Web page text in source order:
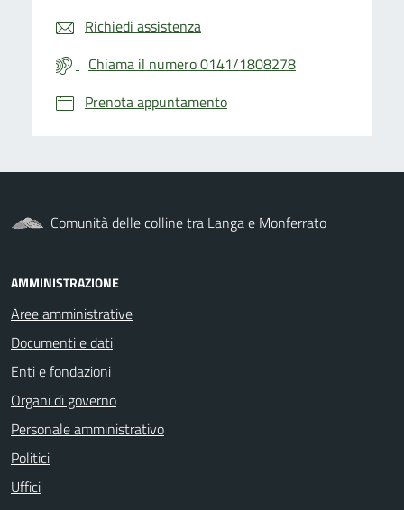
Richiedi assistenza
Chiama il numero 0141/1808278
Prenota appuntamento
Comunità delle colline tra Langa e Monferrato
AMMINISTRAZIONE
Aree amministrative
Documenti e dati
Enti e fondazioni
Organi di governo
Personale amministrativo
Politici
Uffici